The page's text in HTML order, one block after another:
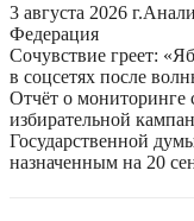
3 августа 2026 г.
Федерация
Сочувствие греет:
в соцсетях после
Отчёт о мониторинге
избирательной
Государственной
назначенным на 20